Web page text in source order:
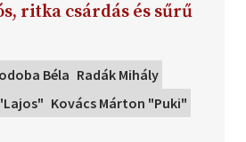
ritka csárdás és sűrű
Béla Radák Mihály
Kovács Márton "Puki"